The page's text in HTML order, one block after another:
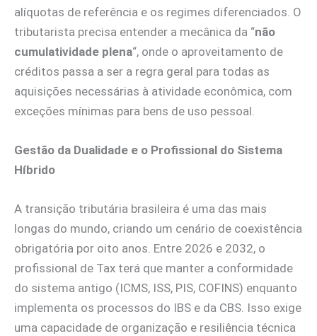
alíquotas de referência e os regimes diferenciados. O
tributarista precisa entender a mecânica da “não
cumulatividade plena“, onde o aproveitamento de
créditos passa a ser a regra geral para todas as
aquisições necessárias à atividade econômica, com
exceções mínimas para bens de uso pessoal.
Gestão da Dualidade e o Profissional do Sistema
Híbrido
A transição tributária brasileira é uma das mais
longas do mundo, criando um cenário de coexistência
obrigatória por oito anos. Entre 2026 e 2032, o
profissional de Tax terá que manter a conformidade
do sistema antigo (ICMS, ISS, PIS, COFINS) enquanto
implementa os processos do IBS e da CBS. Isso exige
uma capacidade de organização e resiliência técnica